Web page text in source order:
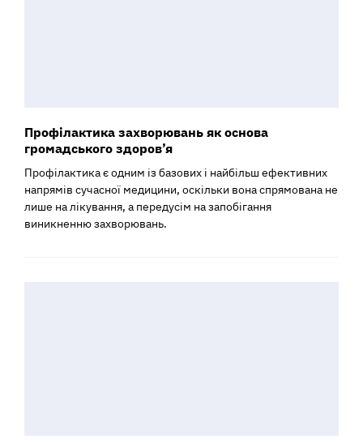
Профілактика захворювань як основа
громадського здоров’я
Профілактика є одним із базових і найбільш ефективних
напрямів сучасної медицини, оскільки вона спрямована не
лише на лікування, а передусім на запобігання
виникненню захворювань.